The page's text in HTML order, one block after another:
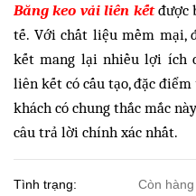
Băng keo vải liên kết được
tế. Với chất liệu mềm mại,
kết mang lại nhiều lợi ích
liên kết có cấu tạo, đặc
khách có chung thắc mắc
câu trả lời chính xác nhất.
Tình trạng: Còn hàng